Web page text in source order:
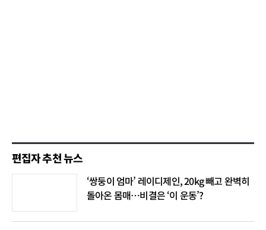
편집자 추천 뉴스
‘쌍둥이 엄마’ 레이디제인, 20kg 빼고 완벽히
돌아온 몸매…비결은 ‘이 운동’?